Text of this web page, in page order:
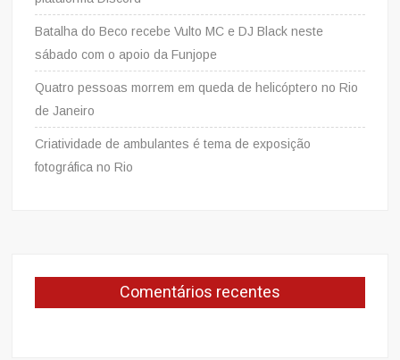
Batalha do Beco recebe Vulto MC e DJ Black neste
sábado com o apoio da Funjope
Quatro pessoas morrem em queda de helicóptero no Rio
de Janeiro
Criatividade de ambulantes é tema de exposição
fotográfica no Rio
Comentários recentes